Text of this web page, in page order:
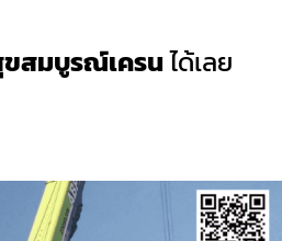
สมบูรณ์เครนได้เลย